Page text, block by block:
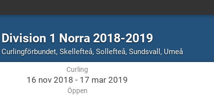
Division 1 Norra 2018-2019
, Curling
Skellefteå, Sollefteå, Sundsvall, UmeåSkellefteå,
Sollefteå,
Curling
16 nov 2018 - 17 mar 2019
Öppen